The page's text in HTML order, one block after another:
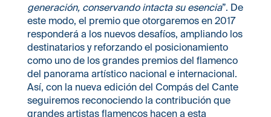
generación, conservando intacta su esencia”. De
este modo, el premio que otorgaremos en 2017
responderá a los nuevos desafíos, ampliando los
destinatarios y reforzando el posicionamiento
como uno de los grandes premios del flamenco
del panorama artístico nacional e internacional.
Así, con la nueva edición del Compás del Cante
seguiremos reconociendo la contribución que
grandes artistas flamencos hacen a esta